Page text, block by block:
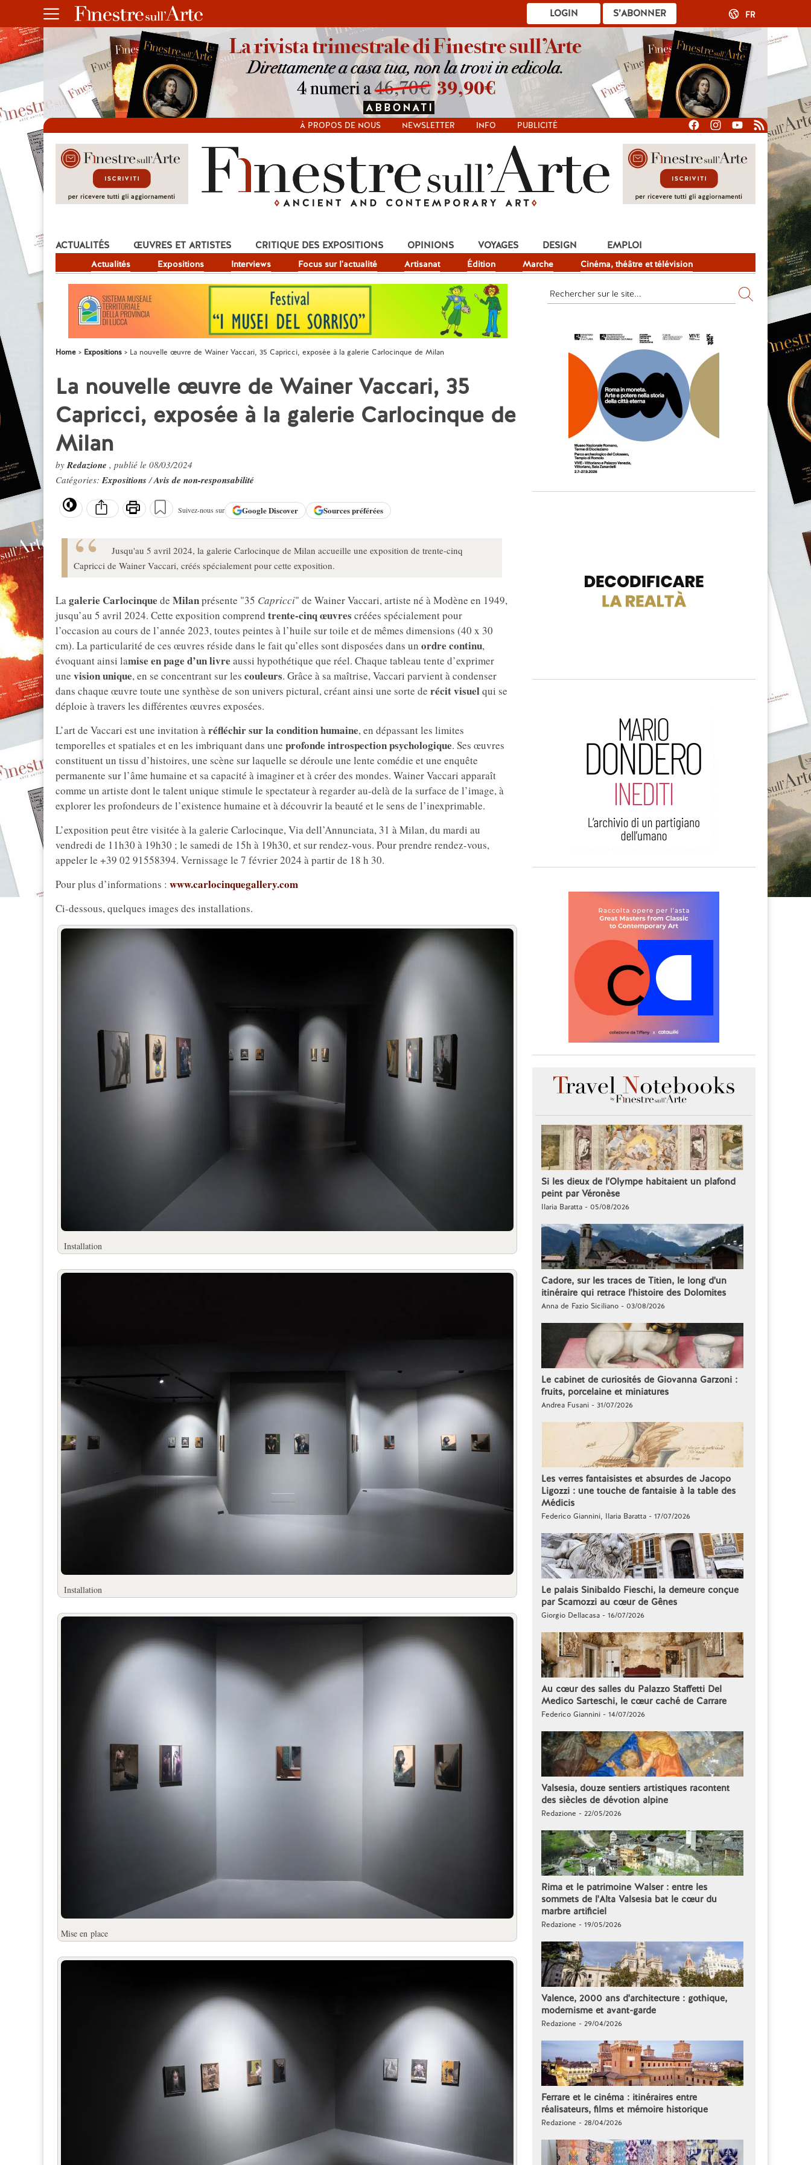
S’ABONNER
LOGIN FR
À PROPOS DE NOUS NEWSLETTER INFO PUBLICITÉ
ACTUALITÉS
Actualités Expositions Interviews Focus sur l'actualité Artisanat Édition Marche Cinéma, théâtre et télévision
ŒUVRES ET ARTISTES CRITIQUE DES EXPOSITIONS OPINIONS VOYAGES DESIGN EMPLOI
Home Expositions La nouvelle œuvre de Wainer Vaccari, 35 Capricci, exposée à la galerie Carlocinque de Milan
La nouvelle œuvre de Wainer Vaccari, 35
Capricci, exposée à la galerie Carlocinque de
Milan
byRedazione , publié le 08/03/2024
Catégories:Expositions/Avis de non-responsabilité
Suivez-nous sur GoogleDiscover Sources préférées
Jusqu'au 5 avril 2024, la galerie Carlocinque de Milan accueille une exposition de trente-cinq
Capricci de Wainer Vaccari, créés spécialement pour cette exposition.
Lagalerie Carlocinque de Milanprésente "35 Capricci" de Wainer Vaccari, artiste né à Modène en 1949,
jusqu’au 5 avril 2024. Cette exposition comprend trente-cinq œuvres créées spécialement pour
l’occasion au cours de l’année 2023, toutes peintes à l’huile sur toile et de mêmes dimensions (40 x 30
cm). La particularité de ces œuvres réside dans le fait qu’elles sont disposées dans un ordre continu,
évoquant ainsi lamise en page d’un livre aussi hypothétique que réel. Chaque tableau tente d’exprimer
une vision unique, en se concentrant sur les couleurs. Grâce à sa maîtrise, Vaccari parvient à condenser
dans chaque œuvre toute une synthèse de son univers pictural, créant ainsi une sorte de récit visuelqui se
déploie à travers les différentes œuvres exposées.
L’art de Vaccari est une invitation àréfléchir sur la condition humaine, en dépassant les limites
temporelles et spatiales et en les imbriquant dans une profonde introspection psychologique. Ses œuvres
constituent un tissu d’histoires, une scène sur laquelle se déroule une lente comédie et une enquête
permanente sur l’âme humaine et sa capacité à imaginer et à créer des mondes. Wainer Vaccari apparaît
comme un artiste dont le talent unique stimule le spectateur à regarder au-delà de la surface de l’image, à
explorer les profondeurs de l’existence humaine et à découvrir la beauté et le sens de l’inexprimable.
L’exposition peut être visitée à la galerie Carlocinque, Via dell’Annunciata, 31 à Milan, du mardi au
vendredi de 11h30 à 19h30 ; le samedi de 15h à 19h30, et sur rendez-vous. Pour prendre rendez-vous,
appeler le +39 02 91558394. Vernissage le 7 février 2024 à partir de 18 h 30.
Pour plus d’informations : www.carlocinquegallery.com
Ci-dessous, quelques images des installations.
Installation
Installation
Mise en place
Si les dieux de l'Olympe habitaient un plafond
peint par Véronèse
Ilaria Baratta - 05/08/2026
Cadore, sur les traces de Titien, le long d'un
itinéraire qui retrace l'histoire des Dolomites
Anna de Fazio Siciliano - 03/08/2026
Le cabinet de curiosités de Giovanna Garzoni :
fruits, porcelaine et miniatures
Andrea Fusani - 31/07/2026
Les verres fantaisistes et absurdes de Jacopo
Ligozzi : une touche de fantaisie à la table des
Médicis
Federico Giannini, Ilaria Baratta - 17/07/2026
Le palais Sinibaldo Fieschi, la demeure conçue
par Scamozzi au cœur de Gênes
Giorgio Dellacasa - 16/07/2026
Au cœur des salles du Palazzo Staffetti Del
Medico Sarteschi, le cœur caché de Carrare
Federico Giannini - 14/07/2026
Valsesia, douze sentiers artistiques racontent
des siècles de dévotion alpine
Redazione - 22/05/2026
Rima et le patrimoine Walser : entre les
sommets de l'Alta Valsesia bat le cœur du
marbre artificiel
Redazione - 19/05/2026
Valence, 2000 ans d'architecture : gothique,
modernisme et avant-garde
Redazione - 29/04/2026
Ferrare et le cinéma : itinéraires entre
réalisateurs, films et mémoire historique
Redazione - 28/04/2026